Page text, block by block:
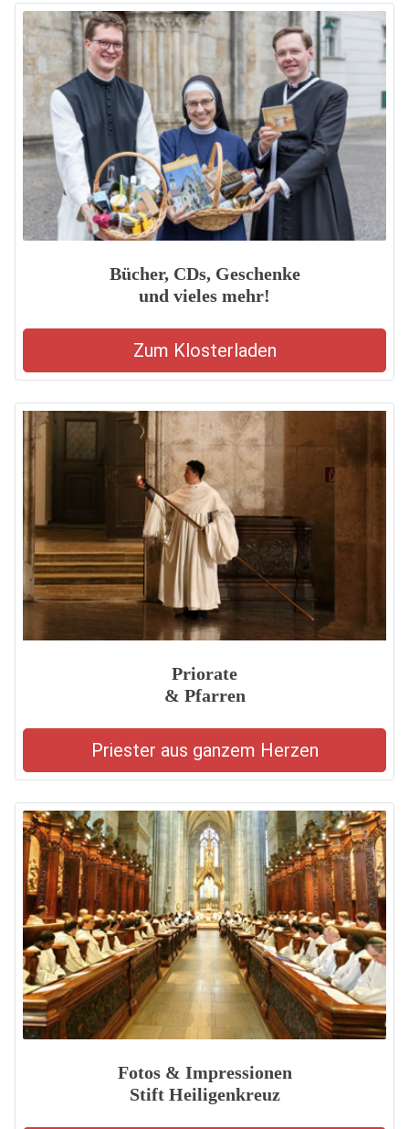
Bücher, CDs, Geschenke
und vieles mehr!
Zum Klosterladen
Priorate
& Pfarren
Priester aus ganzem Herzen
Fotos & Impressionen
Stift Heiligenkreuz